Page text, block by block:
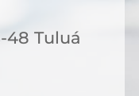
48 Tuluá